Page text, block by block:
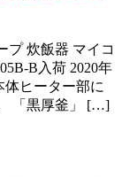
炊飯器 マイコ
B入荷 2020年
ヒーター部に
「黒厚釜」 […]